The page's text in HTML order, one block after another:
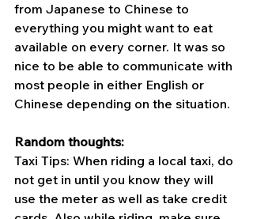
from Japanese to Chinese to
everything you might want to eat
available on every corner. It was so
nice to be able to communicate with
most people in either English or
Chinese depending on the situation.
Random thoughts:
Taxi Tips: When riding a local taxi, do
not get in until you know they will
use the meter as well as take credit